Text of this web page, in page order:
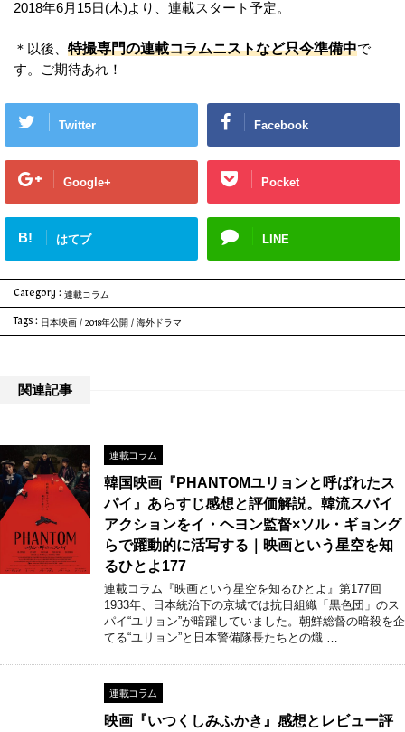
2018年6月15日(木)より、連載スタート予定。
＊以後、 特撮専門の連載コラムニストなど只今準備中で
す。ご期待あれ！
Twitter Facebook
Google+ Pocket
B! はてブ LINE
Category : 連載コラム
Tags : 日本映画 / 2018年公開 / 海外ドラマ
関連記事
連載コラム
韓国映画『PHANTOMユリョンと呼ばれたス
パイ』あらすじ感想と評価解説。韓流スパイ
アクションをイ・ヘヨン監督×ソル・ギョング
らで躍動的に活写する｜映画という星空を知
るひとよ177
連載コラム『映画という星空を知るひとよ』第177回
1933年、日本統治下の京城では抗日組織「黒色団」のス
パイ“ユリョン”が暗躍していました。朝鮮総督の暗殺を企
てる“ユリョン”と日本警備隊長たちとの熾 …
連載コラム
映画『いつくしみふかき』感想とレビュー評